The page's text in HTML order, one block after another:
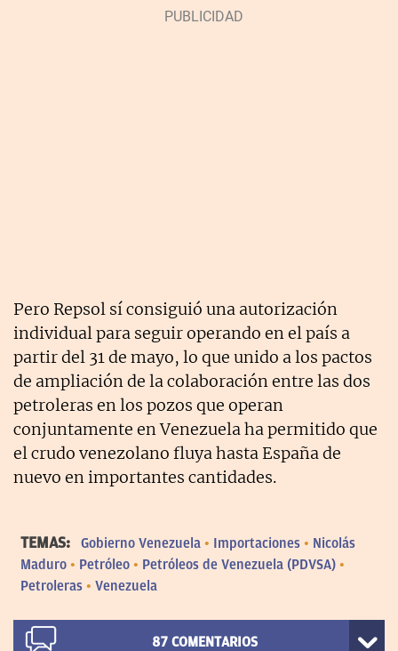
Pero Repsol sí consiguió una autorización
individual para seguir operando en el país a
partir del 31 de mayo, lo que unido a los pactos
de ampliación de la colaboración entre las dos
petroleras en los pozos que operan
conjuntamente en Venezuela ha permitido que
el crudo venezolano fluya hasta España de
nuevo en importantes cantidades.
TEMAS: Gobierno Venezuela Importaciones
Nicolás
Maduro
Petróleo
Petróleos de Venezuela (PDVSA)
Petroleras
Venezuela
87 COMENTARIOS